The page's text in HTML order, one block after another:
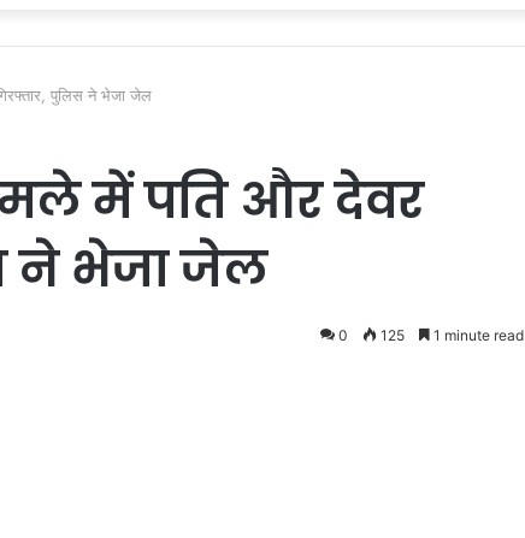
पुलिस ने भेजा जेल
में पति और देवर
ने भेजा जेल
0 125 1 minute read